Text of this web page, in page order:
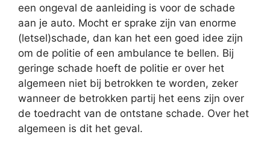
een ongeval de aanleiding is voor de schade
aan je auto. Mocht er sprake zijn van enorme
(letsel)schade, dan kan het een goed idee zijn
om de politie of een ambulance te bellen. Bij
geringe schade hoeft de politie er over het
algemeen niet bij betrokken te worden, zeker
wanneer de betrokken partij het eens zijn over
de toedracht van de ontstane schade. Over het
algemeen is dit het geval.